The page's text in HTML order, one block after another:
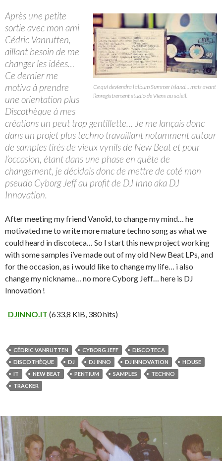
Ce qui deviendra l’album Summer Island… mais avant
l’enregistrement studio de Viens au soleil.
Après une petite
sortie avec mon ami
Cédric Vanrutten,
aillant besoin de me
changer les idées…
Ce dernier me
motiva à prendre
une orientation plus
Discothèque à mes
créations un peut trop gentillette… Je me lançais donc
dans un projet plus techno travaillant notamment autour
de samples tirés de vieux vynils de New Beat et pour
l’occasion, étant dans une phase en quête de
changement, je décidais donc de mettre de coté mon
pseudo Cyborg Jeff au profit de DJ Inno aka DJ
Innovation.
After meeting my friend Vanoïd, to change my mind… he
motivated me to write more mature techno song as what we
could heard in discoteca… So I start this new project working
with some samples i’ve made out of my old New Beat LPs, and
for the occasion, as i would like to change my life… i also
change my nickname… no more Cyborg Jeff… here is DJ
Innovation !
DJINNO.IT (633,8 KiB, 380 hits)
CÉDRIC VANRUTTEN CYBORG JEFF
DISCOTECA
DISCOTHÈQUE
DJ DJ INNO DJ INNOVATION
HOUSE
IT
NEW BEAT PENTIUM SAMPLES
TECHNO
TRACKER